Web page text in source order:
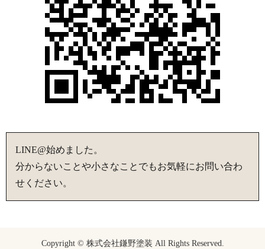
LINE@始めました。
分からないことや小さなことでもお気軽にお問い合わ
せください。
Copyright © 株式会社鎌野塗装 All Rights Reserved.